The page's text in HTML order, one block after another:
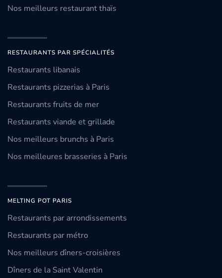
Nos meilleurs restaurant thaïs
RESTAURANTS PAR SPÉCIALITÉS
Restaurants libanais
Restaurants pizzerias à Paris
Restaurants fruits de mer
Restaurants viande et grillade
Nos meilleurs brunchs à Paris
Nos meilleures brasseries à Paris
MELTING POT PARIS
Restaurants par arrondissements
Restaurants par métro
Nos meilleurs dîners-croisières
Dîners de la Saint Valentin